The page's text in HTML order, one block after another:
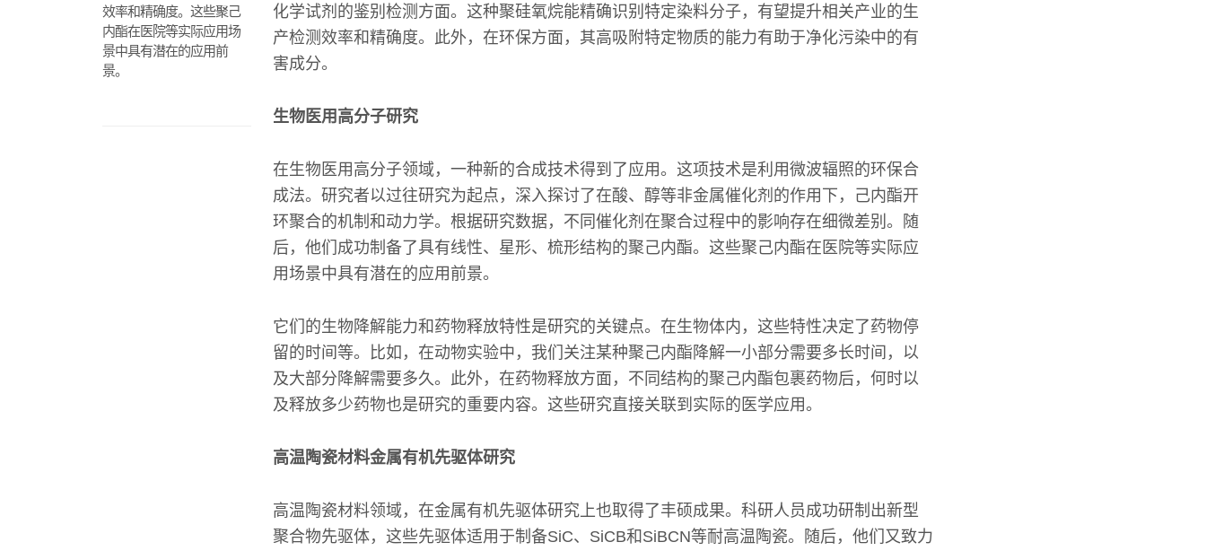
效率和精确度。这些聚己
内酯在医院等实际应用场
景中具有潜在的应用前
景。
化学试剂的鉴别检测方面。这种聚硅氧烷能精确识别特定染料分子，有望提升相关产业的生
产检测效率和精确度。此外，在环保方面，其高吸附特定物质的能力有助于净化污染中的有
害成分。
生物医用高分子研究
在生物医用高分子领域，一种新的合成技术得到了应用。这项技术是利用微波辐照的环保合
成法。研究者以过往研究为起点，深入探讨了在酸、醇等非金属催化剂的作用下，己内酯开
环聚合的机制和动力学。根据研究数据，不同催化剂在聚合过程中的影响存在细微差别。随
后，他们成功制备了具有线性、星形、梳形结构的聚己内酯。这些聚己内酯在医院等实际应
用场景中具有潜在的应用前景。
它们的生物降解能力和药物释放特性是研究的关键点。在生物体内，这些特性决定了药物停
留的时间等。比如，在动物实验中，我们关注某种聚己内酯降解一小部分需要多长时间，以
及大部分降解需要多久。此外，在药物释放方面，不同结构的聚己内酯包裹药物后，何时以
及释放多少药物也是研究的重要内容。这些研究直接关联到实际的医学应用。
高温陶瓷材料金属有机先驱体研究
高温陶瓷材料领域，在金属有机先驱体研究上也取得了丰硕成果。科研人员成功研制出新型
聚合物先驱体，这些先驱体适用于制备SiC、SiCB和SiBCN等耐高温陶瓷。随后，他们又致力